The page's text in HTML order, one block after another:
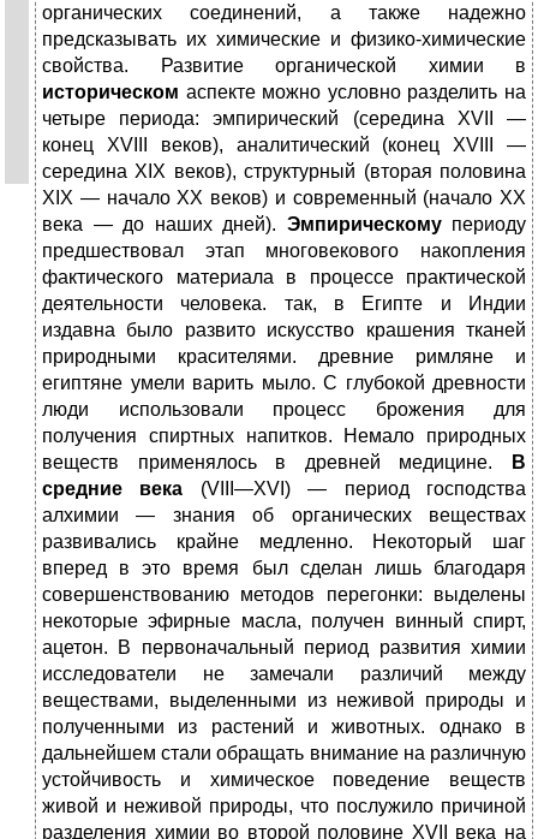
органических соединений, а также надежно
предсказывать их химические и физико-химические
свойства. Развитие органической химии в
историческом аспекте можно условно разделить на
четыре периода: эмпирический (середина XVII —
конец XVIII веков), аналитический (конец XVIII —
середина XIX веков), структурный (вторая половина
XIX — начало XX веков) и современный (начало XX
века — до наших дней). Эмпирическомупериоду
предшествовал этап многовекового накопления
фактического материала в процессе практической
деятельности человека. так, в Египте и Индии
издавна было развито искусство крашения тканей
природными красителями. древние римляне и
египтяне умели варить мыло. С глубокой древности
люди использовали процесс брожения для
получения спиртных напитков. Немало природных
веществ применялось в древней медицине.
В
средние
века (VIII—XVI) — период господства
алхимии — знания об органических веществах
развивались крайне медленно. Некоторый шаг
вперед в это время был сделан лишь благодаря
совершенствованию методов перегонки: выделены
некоторые эфирные масла, получен винный спирт,
ацетон. В первоначальный период развития химии
исследователи не замечали различий между
веществами, выделенными из неживой природы и
полученными из растений и животных. однако в
дальнейшем стали обращать внимание на различную
устойчивость и химическое поведение веществ
живой и неживой природы, что послужило причиной
разделения химии во второй половине XVII века на